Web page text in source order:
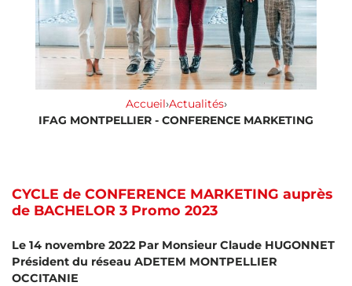
Accueil›Actualités›
IFAG MONTPELLIER - CONFERENCE MARKETING
CYCLE de CONFERENCE MARKETING auprès
de BACHELOR 3 Promo 2023
Le 14 novembre 2022 Par Monsieur Claude HUGONNET
Président du réseau ADETEM MONTPELLIER
OCCITANIE